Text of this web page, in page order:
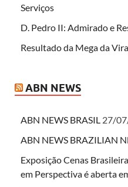
Serviços
D. Pedro II: Admirado e
Resultado da Mega da
ABN NEWS
ABN NEWS BRASIL 27/
ABN NEWS BRAZILIAN
Exposição Cenas
em Perspectiva é aberta